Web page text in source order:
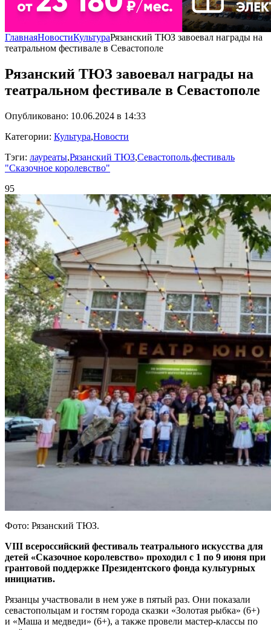
ГлавнаяНовостиКультураРязанский ТЮЗ завоевал награды на
театральном фестивале в Севастополе
Рязанский ТЮЗ завоевал награды на
театральном фестивале в Севастополе
Опубликовано: 10.06.2024 в 14:33
Категории: Культура,Новости
Тэги: лауреаты,Рязанский ТЮЗ,Севастополь,фестиваль
"Сказочное королевство"
95
Фото: Рязанский ТЮЗ.
VIII всероссийский фестиваль театрального искусства для
детей «Сказочное королевство» проходил с 1 по 9 июня при
грантовой поддержке Президентского фонда культурных
инициатив.
Рязанцы участвовали в нем уже в пятый раз. Они показали
севастопольцам и гостям города сказки «Золотая рыбка» (6+)
и «Маша и медведи» (6+), а также провели мастер-классы по